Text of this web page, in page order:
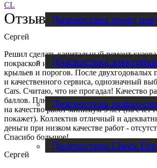
Диагностика перед
Диагностика электрики
Диагностика развал-
Диагностика Check
CL
Отзывы клиентов
Сергей
Решил сделать капитальный ремонт
покраской и антикоррозийной
крыльев и порогов. После двухгодовалых
и качественного сервиса, однозначный
Cars. Считаю, что не прогадал! Качество
баллов. Плюс очень сильно порадовало
на качество работ минимум 5 лет (на счёт
покажет). Коллектив отличный и
деньги при низком качестве работ -
Спасибо большое!
Сергей